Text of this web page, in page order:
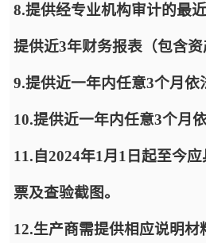
8.提供经专业机构审计的最
提供近3年财务报表（包含
9.提供近一年内任意3个月
10.提供近一年内任意3个月
11.自2024年1月1日起至今
票及查验截图。
12.生产商需提供相应说明